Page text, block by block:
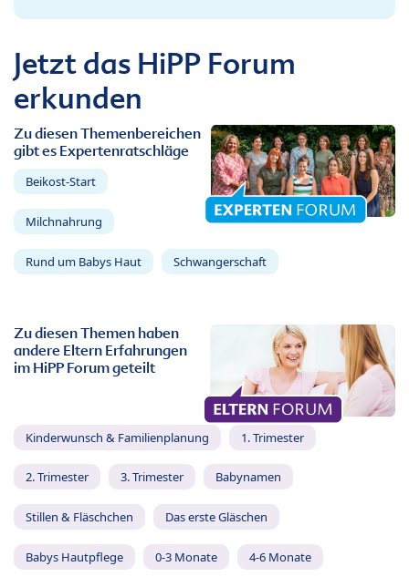
Jetzt das HiPP Forum
erkunden
Zu diesen Themenbereichen
gibt es Expertenratschläge
Beikost-Start
Milchnahrung
Rund um Babys Haut Schwangerschaft
Zu diesen Themen haben
andere Eltern Erfahrungen
im HiPP Forum geteilt
Kinderwunsch & Familienplanung 1. Trimester
2. Trimester 3. Trimester Babynamen
Stillen & Fläschchen Das erste Gläschen
Babys Hautpflege 0-3 Monate 4-6 Monate